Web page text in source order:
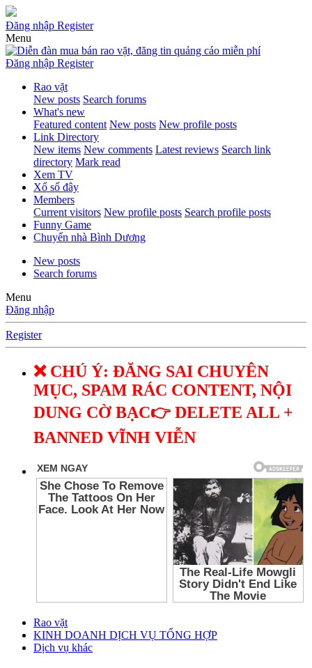
Đăng nhập Register
Menu
Đăng nhập Register
Rao vặt
New posts Search forums
What's new
Featured content New posts New profile posts
Link Directory
New items New comments Latest reviews Search link
directory Mark read
Xem TV
Xổ số đây
Members
Current visitors New profile posts Search profile posts
Funny Game
Chuyển nhà Bình Dương
New posts
Search forums
Menu
Đăng nhập
Register
❌ CHÚ Ý: ĐĂNG SAI CHUYÊN
MỤC, SPAM RÁC CONTENT, NỘI
DUNG CỜ BẠC👉 DELETE ALL +
BANNED VĨNH VIỄN
Rao vặt
KINH DOANH DỊCH VỤ TỔNG HỢP
Dịch vụ khác